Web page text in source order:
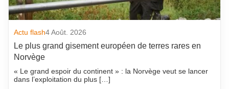
Actu flash4 Août. 2026
Le plus grand gisement européen de terres rares en
Norvège
« Le grand espoir du continent » : la Norvège veut se lancer
dans l’exploitation du plus […]